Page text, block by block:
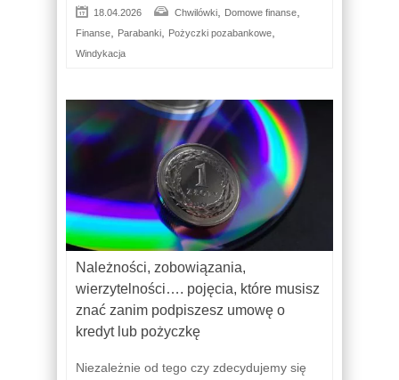
18.04.2026 Chwilówki Domowe finanse
Finanse Parabanki Pożyczki pozabankowe
Windykacja
Należności, zobowiązania,
wierzytelności…. pojęcia, które musisz
znać zanim podpiszesz umowę o
kredyt lub pożyczkę
Niezależnie od tego czy zdecydujemy się